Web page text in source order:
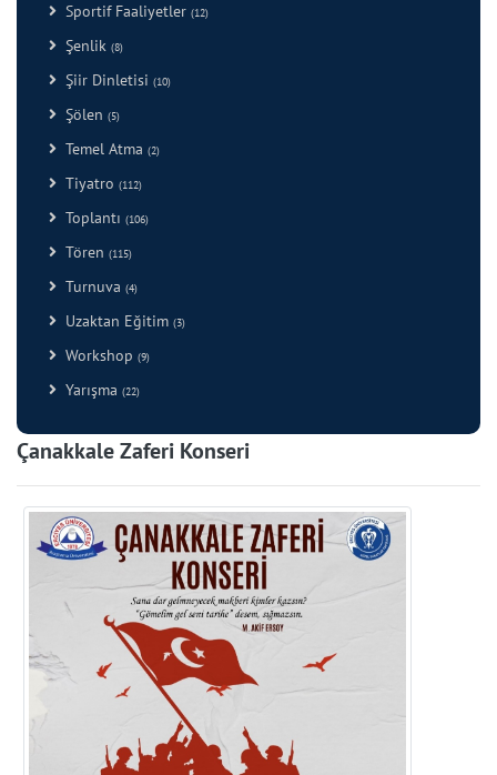
Sportif Faaliyetler (12)
Şenlik (8)
Şiir Dinletisi (10)
Şölen (5)
Temel Atma (2)
Tiyatro (112)
Toplantı (106)
Tören (115)
Turnuva (4)
Uzaktan Eğitim (3)
Workshop (9)
Yarışma (22)
Çanakkale Zaferi Konseri